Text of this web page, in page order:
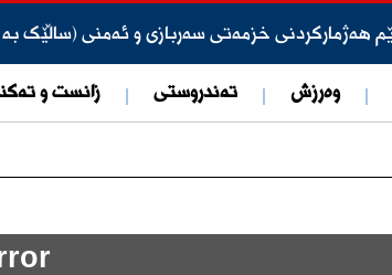
هەژمارکردنی خزمەتی سەربازی و ئەمنی (ساڵێک
ئەلمۆنیتەر: سیستەمەکانی پاتریۆت ئیتر لە هەولێر
دەستپێدەکات
وەرزش تەندروستی زانست و